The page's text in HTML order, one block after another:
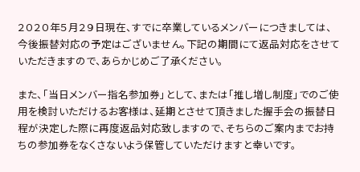
２０２０年５月２９日現在、すでに卒業しているメンバーにつきましては、
今後振替対応の予定はございません。下記の期間にて返品対応をさせて
いただきますので、あらかじめご了承ください。
また、「当日メンバー指名参加券」として、または「推し増し制度」でのご使
用を検討いただけるお客様は、延期とさせて頂きました握手会の振替日
程が決定した際に再度返品対応致しますので、そちらのご案内までお持
ちの参加券をなくさないよう保管していただけますと幸いです。